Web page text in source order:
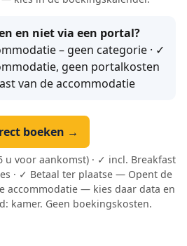
en niet via een portal?
– geen categorie · ✓
geen portalkosten
van de accommodatie
boeken →
voor aankomst) · ✓ incl. Breakfast
· ✓ Betaal ter plaatse — Opent de
accommodatie — kies daar data en
kamer. Geen boekingskosten.